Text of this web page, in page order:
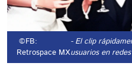
©FB:
Retrospace MX
- El clip
usuarios en